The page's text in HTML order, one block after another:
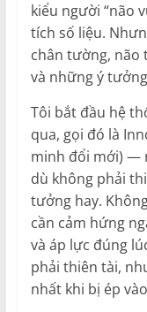
kiểu người “não
tích số liệu.
chân tường, não
và những ý
Tôi bắt đầu hệ
qua, gọi đó là
minh đổi mới) —
dù không phải
tưởng hay.
cần cảm hứng
và áp lực đúng
phải thiên tài,
nhất khi bị ép